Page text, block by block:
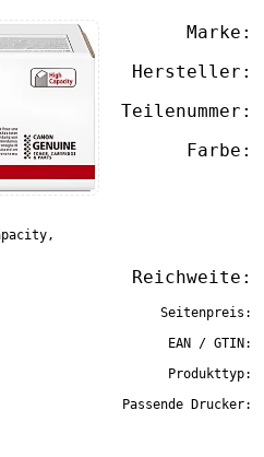
Marke:
Hersteller:
Teilenummer:
Farbe:
Reichweite:
Seitenpreis:
EAN / GTIN:
Produkttyp:
Passende Drucker: